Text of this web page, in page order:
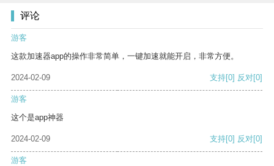
评论
游客
这款加速器app的操作非常简单，一键加速就能开启，非常方便。
2024-02-09 支持[0] 反对[0]
游客
这个是app神器
2024-02-09 支持[0] 反对[0]
游客